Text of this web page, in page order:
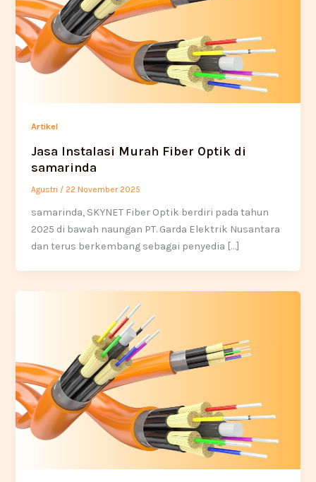
Artikel
Jasa Instalasi Murah Fiber Optik di
samarinda
Agustri / 22 November 2025
samarinda, SKYNET Fiber Optik berdiri pada tahun
2025 di bawah naungan PT. Garda Elektrik Nusantara
dan terus berkembang sebagai penyedia […]